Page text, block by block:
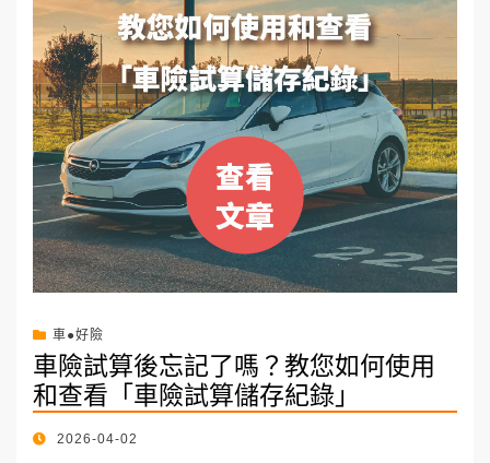
車●好險
車險試算後忘記了嗎？教您如何使用
和查看「車險試算儲存紀錄」
POSTED
2026-04-02